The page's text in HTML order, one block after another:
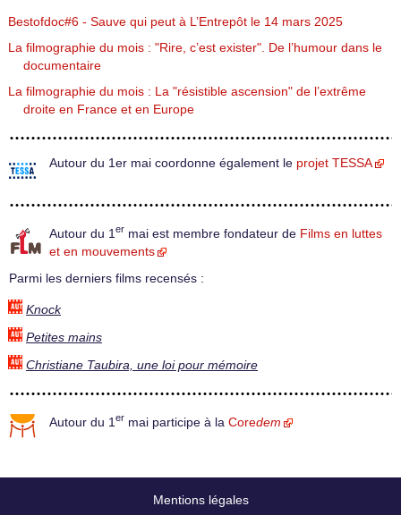
Bestofdoc#6 - Sauve qui peut à L’Entrepôt le 14 mars 2025
La filmographie du mois : "Rire, c’est exister". De l’humour dans le
documentaire
La filmographie du mois : La "résistible ascension" de l’extrême
droite en France et en Europe
Autour du 1er mai coordonne également le projet TESSA
Autour du 1 er mai est membre fondateur de Films en luttes
et en mouvements
Parmi les derniers films recensés :
Knock
Petites mains
Christiane Taubira, une loi pour mémoire
Autour du 1 er mai participe à la Coredem
Mentions légales